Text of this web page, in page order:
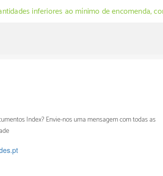
inferiores ao mínimo de encomenda,
Index? Envie-nos uma mensagem com todas as